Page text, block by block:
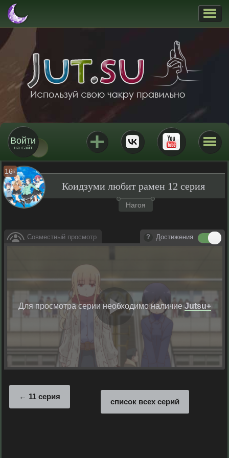
Войти
на сайт
16+
Коидзуми любит рамен 12 серия
Нагоя
Совместный просмотр Достижения
Для просмотра серии необходимо наличиеJutsu+
видео
11 серия
список всех серий